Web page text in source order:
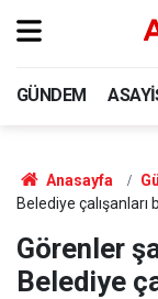
GÜNDEM
Anasayfa
Belediye çalışanları
Görenler
Belediye